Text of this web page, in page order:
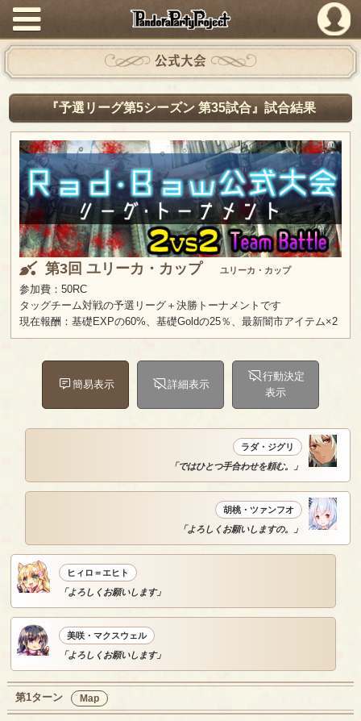
PandoraPartyProject
公式大会
『予選リーグ第5シーズン 第35試合』試合結果
第3回 ユリーカ・カップ ユリーカ・カップ
参加費：50RC
タッグチーム対戦の予選リーグ＋決勝トーナメントです
現在報酬：基礎EXPの60%、基礎Goldの25％、最新闇市アイテム×2
簡易表示 詳細表示
行動決定
表示
ラダ・ジグリ
「ではひとつ手合わせを頼む。」
胡桃・ツァンフオ
「よろしくお願いしますの。」
ヒィロ＝エヒト
「よろしくお願いします」
美咲・マクスウェル
「よろしくお願いします」
第1ターン Map